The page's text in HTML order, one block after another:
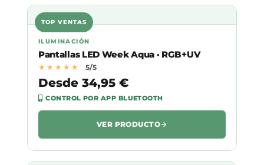
TOP VENTAS
ILUMINACIÓN
Pantallas LED Week Aqua · RGB+UV
★★★★★ 5/5
Desde 34,95 €
CONTROL POR APP BLUETOOTH
VER PRODUCTO